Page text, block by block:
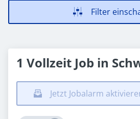
Filter
1 Vollzeit Job in
Jetzt Jobalarm